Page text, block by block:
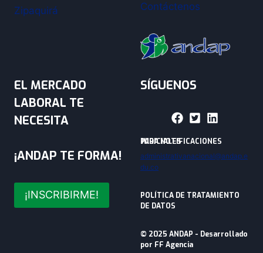
Zipaquirá
Contáctenos
EL MERCADO
LABORAL TE
NECESITA
¡ANDAP TE FORMA!
¡INSCRIBIRME!
SÍGUENOS
PARA NOTIFICACIONES JUDICIALES
administrativanacional@andap.e
du.co
POLÍTICA DE TRATAMIENTO
DE DATOS
© 2025 ANDAP - Desarrollado
por FF Agencia